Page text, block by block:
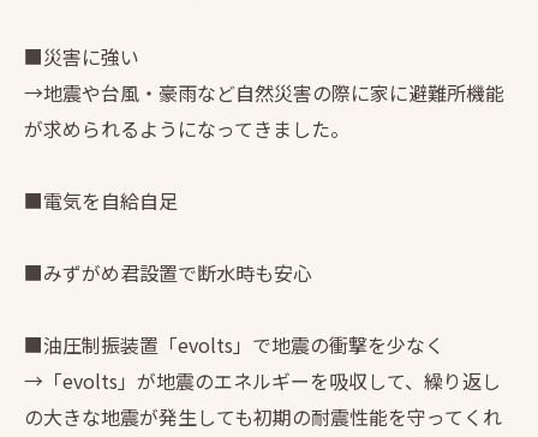
■災害に強い
→地震や台風・豪雨など自然災害の際に家に避難所機能
が求められるようになってきました。
■電気を自給自足
■みずがめ君設置で断水時も安心
■油圧制振装置「evolts」で地震の衝撃を少なく
→「evolts」が地震のエネルギーを吸収して、繰り返し
の大きな地震が発生しても初期の耐震性能を守ってくれ